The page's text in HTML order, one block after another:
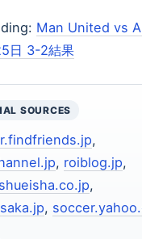
Man United vs
日 3-2結果
SOURCES
,
, roiblog.jp,
,
,